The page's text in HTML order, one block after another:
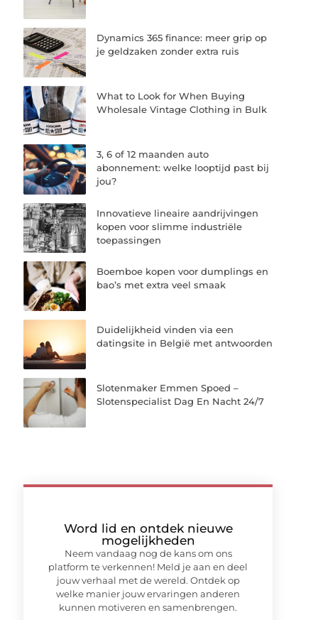
Dynamics 365 finance: meer grip op
je geldzaken zonder extra ruis
What to Look for When Buying
Wholesale Vintage Clothing in Bulk
3, 6 of 12 maanden auto
abonnement: welke looptijd past bij
jou?
Innovatieve lineaire aandrijvingen
kopen voor slimme industriële
toepassingen
Boemboe kopen voor dumplings en
bao’s met extra veel smaak
Duidelijkheid vinden via een
datingsite in België met antwoorden
Slotenmaker Emmen Spoed –
Slotenspecialist Dag En Nacht 24/7
Word lid en ontdek nieuwe
mogelijkheden
Neem vandaag nog de kans om ons
platform te verkennen! Meld je aan en deel
jouw verhaal met de wereld. Ontdek op
welke manier jouw ervaringen anderen
kunnen motiveren en samenbrengen.